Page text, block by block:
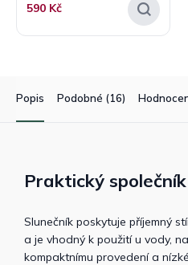
590 Kč
Popis Podobné (16)
Praktický
Slunečník poskytuje příjemný
a je vhodný k použití u vody,
kompaktnímu provedení a